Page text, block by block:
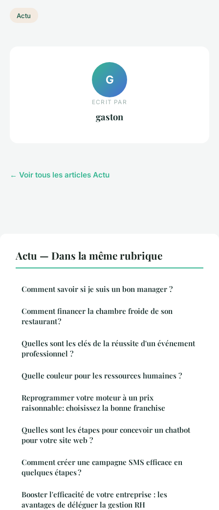
Actu
G
ECRIT PAR
gaston
← Voir tous les articles Actu
Actu — Dans la même rubrique
Comment savoir si je suis un bon manager ?
Comment financer la chambre froide de son
restaurant ?
Quelles sont les clés de la réussite d'un événement
professionnel ?
Quelle couleur pour les ressources humaines ?
Reprogrammer votre moteur à un prix
raisonnable: choisissez la bonne franchise
Quelles sont les étapes pour concevoir un chatbot
pour votre site web ?
Comment créer une campagne SMS efficace en
quelques étapes ?
Booster l'efficacité de votre entreprise : les
avantages de déléguer la gestion RH